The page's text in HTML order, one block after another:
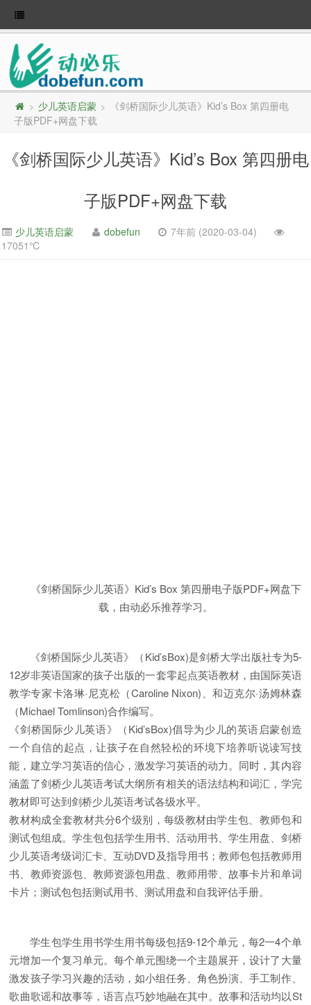
> 少儿英语启蒙 >
《剑桥国际少儿英语》Kid’s Box 第四册电
子版PDF+网盘下载
《剑桥国际少儿英语》Kid’s Box 第四册电
子版PDF+网盘下载
少儿英语启蒙 dobefun
7年前 (2020-03-04)
17051℃
《剑桥国际少儿英语》Kid’s Box 第四册电子版PDF+网盘下
载，由动必乐推荐学习。
《剑桥国际少儿英语》（Kid’sBox)是剑桥大学出版社专为5-
12岁非英语国家的孩子出版的一套零起点英语教材，由国际英语
教学专家卡洛琳·尼克松（Caroline Nixon)、和迈克尔·汤姆林森
（Michael Tomlinson)合作编写。
《剑桥国际少儿英语》（Kid’sBox)倡导为少儿的英语启蒙创造
一个自信的起点，让孩子在自然轻松的环境下培养听说读写技
能，建立学习英语的信心，激发学习英语的动力。同时，其内容
涵盖了剑桥少儿英语考试大纲所有相关的语法结构和词汇，学完
教材即可达到剑桥少儿英语考试各级水平。
教材构成全套教材共分6个级别，每级教材由学生包、教师包和
测试包组成。学生包包括学生用书、活动用书、学生用盘、剑桥
少儿英语考级词汇卡、互动DVD及指导用书；教师包包括教师用
书、教师资源包、教师资源包用盘、教师用带、故事卡片和单词
卡片；测试包包括测试用书、测试用盘和自我评估手册。
学生包学生用书学生用书每级包括9-12个单元，每2一4个单
元增加一个复习单元。每个单元围绕一个主题展开，设计了大量
激发孩子学习兴趣的活动，如小组任务、角色扮演、手工制作、
歌曲歌谣和故事等，语言点巧妙地融在其中。故事和活动均以St